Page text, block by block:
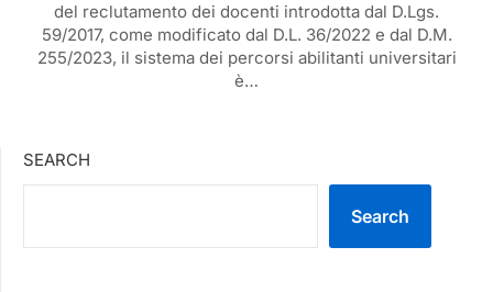
del reclutamento dei docenti introdotta dal D.Lgs.
59/2017, come modificato dal D.L. 36/2022 e dal D.M.
255/2023, il sistema dei percorsi abilitanti universitari
è…
SEARCH
Search